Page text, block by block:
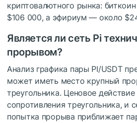
криптовалютного рынка:
$106 000, а эфириум — около
Является ли сеть Pi
прорывом?
Анализ графика пары PI/USDT
может иметь место крупный
треугольника. Ценовое
сопротивления треугольника, и
попытка прорыва приближает